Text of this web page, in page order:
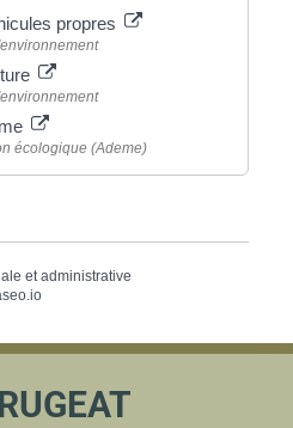
propres
écologique (Ademe)
et administrative